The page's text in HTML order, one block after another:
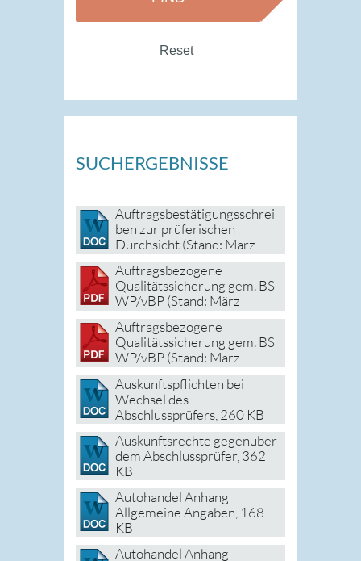
Reset
SUCHERGEBNISSE
Auftragsbestätigungsschrei
ben zur prüferischen
Durchsicht (Stand: März
2020), 236 KB
Auftragsbezogene
Qualitätssicherung gem. BS
WP/vBP (Stand: März
2018), 182 KB
Auftragsbezogene
Qualitätssicherung gem. BS
WP/vBP (Stand: März
2018), 182 KB
Auskunftspflichten bei
Wechsel des
Abschlussprüfers , 260 KB
Auskunftsrechte gegenüber
dem Abschlussprüfer, 362
KB
Autohandel Anhang
Allgemeine Angaben , 168
KB
Autohandel Anhang